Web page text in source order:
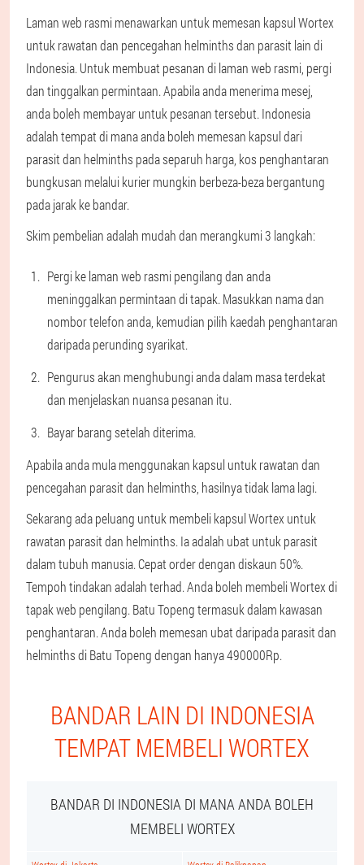
Laman web rasmi menawarkan untuk memesan kapsul Wortex
untuk rawatan dan pencegahan helminths dan parasit lain di
Indonesia. Untuk membuat pesanan di laman web rasmi, pergi
dan tinggalkan permintaan. Apabila anda menerima mesej,
anda boleh membayar untuk pesanan tersebut. Indonesia
adalah tempat di mana anda boleh memesan kapsul dari
parasit dan helminths pada separuh harga, kos penghantaran
bungkusan melalui kurier mungkin berbeza-beza bergantung
pada jarak ke bandar.
Skim pembelian adalah mudah dan merangkumi 3 langkah:
Pergi ke laman web rasmi pengilang dan anda
meninggalkan permintaan di tapak. Masukkan nama dan
nombor telefon anda, kemudian pilih kaedah penghantaran
daripada perunding syarikat.
Pengurus akan menghubungi anda dalam masa terdekat
dan menjelaskan nuansa pesanan itu.
Bayar barang setelah diterima.
Apabila anda mula menggunakan kapsul untuk rawatan dan
pencegahan parasit dan helminths, hasilnya tidak lama lagi.
Sekarang ada peluang untuk membeli kapsul Wortex untuk
rawatan parasit dan helminths. Ia adalah ubat untuk parasit
dalam tubuh manusia. Cepat order dengan diskaun 50%.
Tempoh tindakan adalah terhad. Anda boleh membeli Wortex di
tapak web pengilang. Batu Topeng termasuk dalam kawasan
penghantaran. Anda boleh memesan ubat daripada parasit dan
helminths di Batu Topeng dengan hanya 490000Rp.
BANDAR LAIN DI INDONESIA
TEMPAT MEMBELI WORTEX
BANDAR DI INDONESIA DI MANA ANDA BOLEH
MEMBELI WORTEX